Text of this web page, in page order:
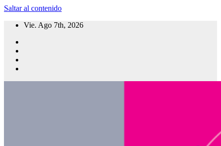
Saltar al contenido
Vie. Ago 7th, 2026